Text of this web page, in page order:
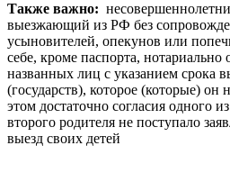
Также важно:
выезжающий из РФ без
усыновителей, опекунов или
себе, кроме паспорта, нотариально
названных лиц с указанием срока
(государств), которое (которые) он
этом достаточно согласия одного
второго родителя не поступало
выезд своих детей